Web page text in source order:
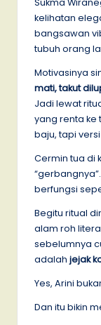
Sukma
kelihatan
bangsawan
tubuh orang
Motivasinya
mati, takut
Jadi lewat
yang renta ke
baju, tapi
Cermin tua di
berfungsi
Begitu ritual
alam roh
sebelumnya
adalah jejak
Yes, Arini
Dan itu bikin